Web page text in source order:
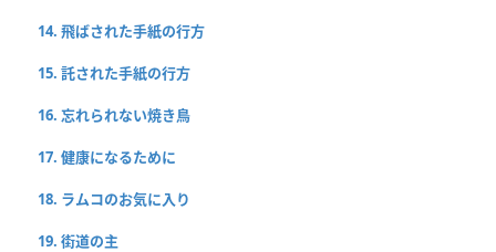
14. 飛ばされた手紙の行方
15. 託された手紙の行方
16. 忘れられない焼き鳥
17. 健康になるために
18. ラムコのお気に入り
19. 街道の主